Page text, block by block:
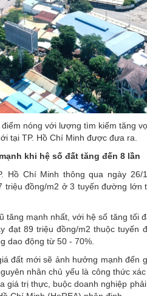
nóng với lượng tìm kiếm tăng
tại TP. Hồ Chí Minh được đưa ra.
khi hệ số đất tăng đến 8 lần
Hồ Chí Minh thông qua ngày
đồng/m2 ở 3 tuyến đường lớn
mạnh nhất, với hệ số tăng tối
đạt 89 triệu đồng/m2 thuộc tuyến
dao động từ 50 - 70%.
đất mới sẽ ảnh hưởng mạnh đến
nhân chủ yếu là công thức
giá trị thực, buộc doanh nghiệp